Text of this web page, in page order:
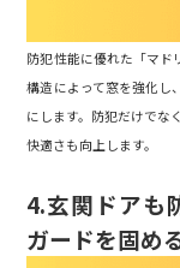
防犯性能に優れた「マド
構造によって窓を強化し
にします。防犯だけでな
快適さも向上します。
4.玄関ドアも
ガードを固め